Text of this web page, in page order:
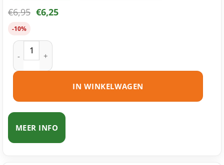
€6,95 €6,25
-10%
Canon CLI-551C XL inktcartridge cyaan huismerk aantal
IN WINKELWAGEN
MEER INFO